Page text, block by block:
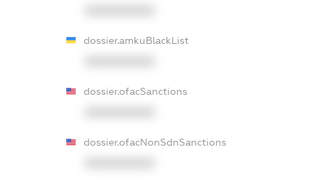
dossier.amkuBlackList
dossier.ofacSanctions
dossier.ofacNonSdnSanctions